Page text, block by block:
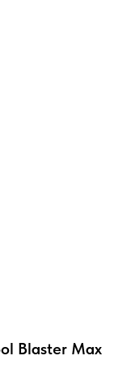
Blaster Max